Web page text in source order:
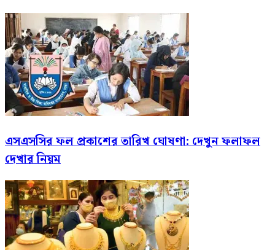
এসএসসির ফল প্রকাশের তারিখ ঘোষণা: দেখুন ফলাফল
দেখার নিয়ম